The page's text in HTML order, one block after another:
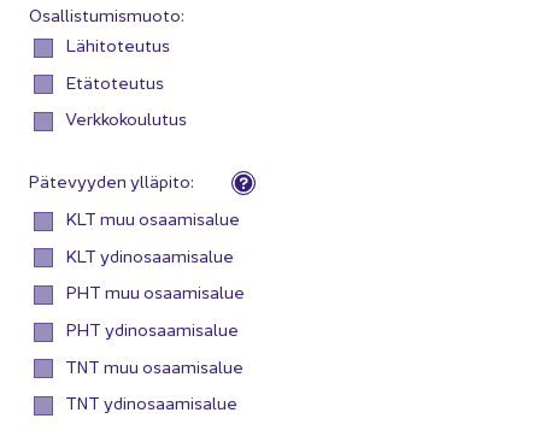
Osallistumismuoto:
Lähitoteutus
Etätoteutus
Verkko­koulutus
Pätevyyden ylläpito:
KLT muu osaamisalue
KLT ydinosaamisalue
PHT muu osaamisalue
PHT ydinosaamisalue
TNT muu osaamisalue
TNT ydinosaamisalue